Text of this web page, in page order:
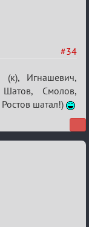
#34
(к), Игнашевич,
Шатов, Смолов,
шатал!)